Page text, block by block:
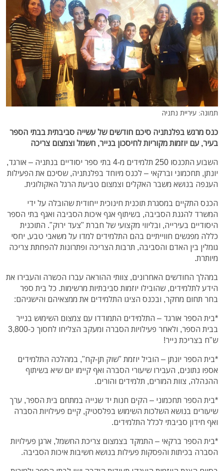
תמונה: עיריית נתניה
כנס מרגש בפלנתניה סיכם חודשים של עשייה סביבתית בבתי הספר
בעיר, עם יוזמות מקוריות לחיסכון בנייר, חשמל וצמצום צריכה
השבוע התכנסו 250 תלמידים מ-4 בתי ספר יסודיים בנתניה – אורגד,
יונתן, תחכמוני וברקאי – לכנס מיוחד בפלנתניה, שסיכם את הפעילות
הענפה בנושא משבר האקלים וצמצום טביעת הרגל האקולוגית.
הכנס התקיים במסגרת תוכנית חינוכית ייחודית שהובלה על ידי
המשרד להגנת הסביבה, בשיתוף אגף איכות הסביבה ואגף בתי הספר
היסודיים בעירייה, ובליווי מקצועי של חברת "צעד ירוק". התוכנית
כללה מפגשים חווייתיים בהם התלמידים למדו על משאבי טבע, יחסי
גומלין בין האדם והסביבה, תרבות הצריכה ופתרונות להפחתת צריכה
מיותרת.
במהלך החודשים האחרונים, צוותי ההוראה עברו הכשרה והעבירו את
הידע לתלמידים, שהובילו יוזמות סביבתיות מרשימות. כל בית ספר
בחר תחום מחקר, ובכנס הציגו התלמידים את ממצאיהם והישגיהם:
*בית הספר אורגד – התלמידים התמודדו עם צמצום השימוש בנייר
בבית הספר, ולאחר פעילויות הסברה ומעקב הצליחו לחסוך כ-3,800
ש"ח בצריכת נייר!
*בית הספר יונתן – הוביל יוזמת "שוק תן-קח", במהלכה התלמידים
אספו נתונים, העבירו שיעורי הסברה ואף קיימו יום שיא בשיתוף
ההנהלה, צוות המורים, תלמידים והורים.
*בית הספר תחכמוני – הקים חנות יד שנייה במתחם בית הספר, ערך
שיעורים בנושא השלכות השימוש בפלסטיק, קיים פעילויות הסברה
ואף חידון סביבתי לכלל התלמידים.
*בית הספר ברקאי – התמקד בצמצום צריכת החשמל, ארגן פעילויות
הסברה בכיתות והפסקות פעילות בנושא חשיבות איכות הסביבה.